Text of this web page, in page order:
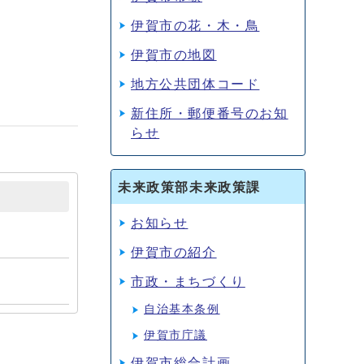
伊賀市の花・木・鳥
伊賀市の地図
地方公共団体コード
新住所・郵便番号のお知
らせ
未来政策部未来政策課
お知らせ
伊賀市の紹介
市政・まちづくり
自治基本条例
伊賀市庁議